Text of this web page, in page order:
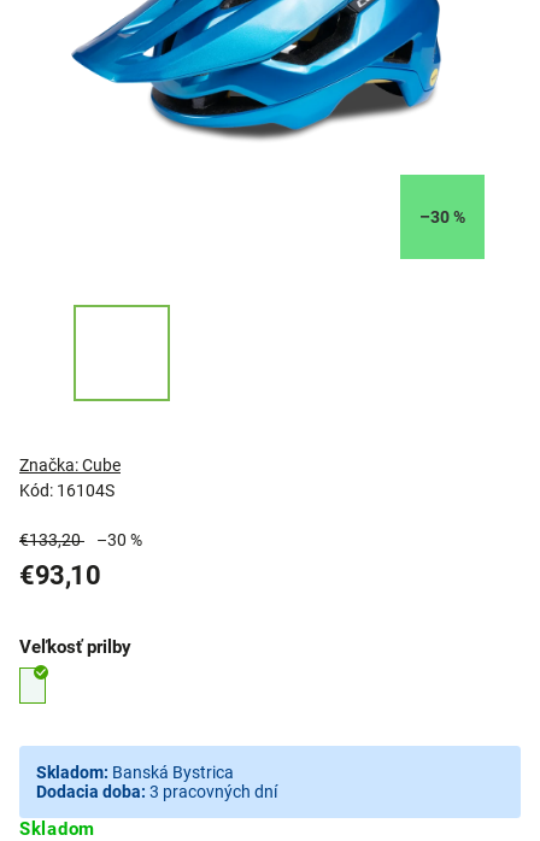
–30 %
Kód: 16104S
Značka:Cube
€133,20 –30 %
€93,10
Skladom
Veľkosť prilby
Skladom: Banská Bystrica
Dodacia doba: 3 pracovných dní